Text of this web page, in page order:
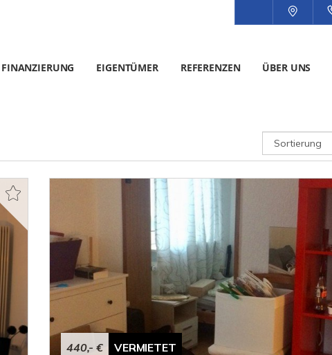
FINANZIERUNG EIGENTÜMER REFERENZEN ÜBER UNS
440,- € VERMIETET